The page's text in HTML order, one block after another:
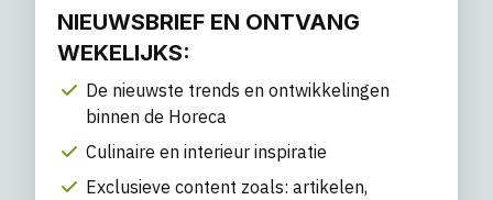
NIEUWSBRIEF EN ONTVANG
WEKELIJKS:
De nieuwste trends en ontwikkelingen
binnen de Horeca
Culinaire en interieur inspiratie
Exclusieve content zoals: artikelen,